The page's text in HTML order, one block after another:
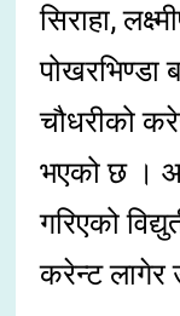
सिराहा,
पोखरभिण्डा
चौधरीको
भएको छ ।
गरिएको
करेन्ट लागेर